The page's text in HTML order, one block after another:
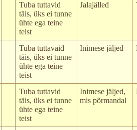
Tuba tuttavid
täis, üks ei tunne
ühte ega teine
teist
Jalajälled
Tuba tuttavaid
täis, üks ei tunne
ühte ega teine
teist
Inimese jäljed
Tuba tuttavid
täis, üks ei tunne
ühte ega teine
teist
Inimese jäljed,
mis põrmandal